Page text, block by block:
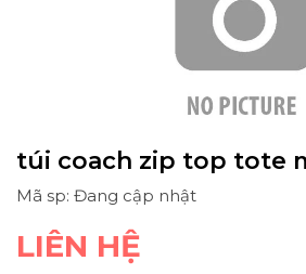
túi coach zip top tote
Mã sp: Đang cập nhật
LIÊN HỆ